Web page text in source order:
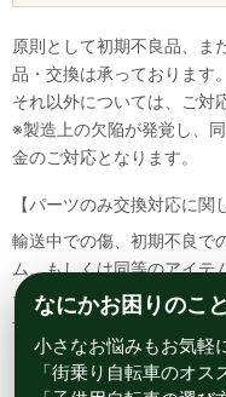
原則として初期不良品、ま
品・交換は承っております。
それ以外については、ご対
※製造上の欠陥が発覚し、
金のご対応となります。
【パーツのみ交換対応に関
輸送中での傷、初期不良で
ム、もしくは同等のアイテ
その場合該当部品を着払い
予めご了承ください。
なにかお困りのこ
小さなお悩みもお気軽
「街乗り自転車のオス